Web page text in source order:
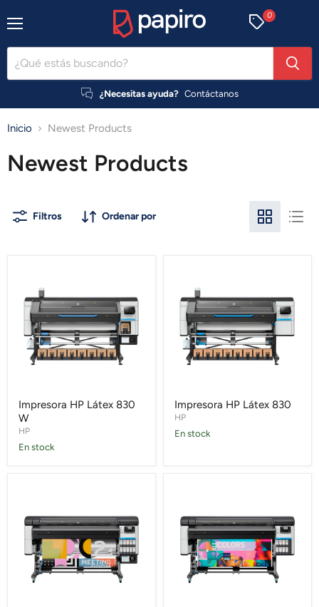
¿Necesitas ayuda? Contáctanos
0
Inicio Newest Products
Newest Products
Filtros Ordenar por
Látex
830
Impresora HP Látex 830
W
HP
En stock
Látex
830
Impresora HP Látex 830
HP
En stock
630
630